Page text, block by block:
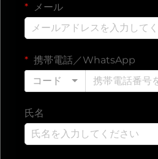
メール
携帯電話／WhatsApp
コード
氏名